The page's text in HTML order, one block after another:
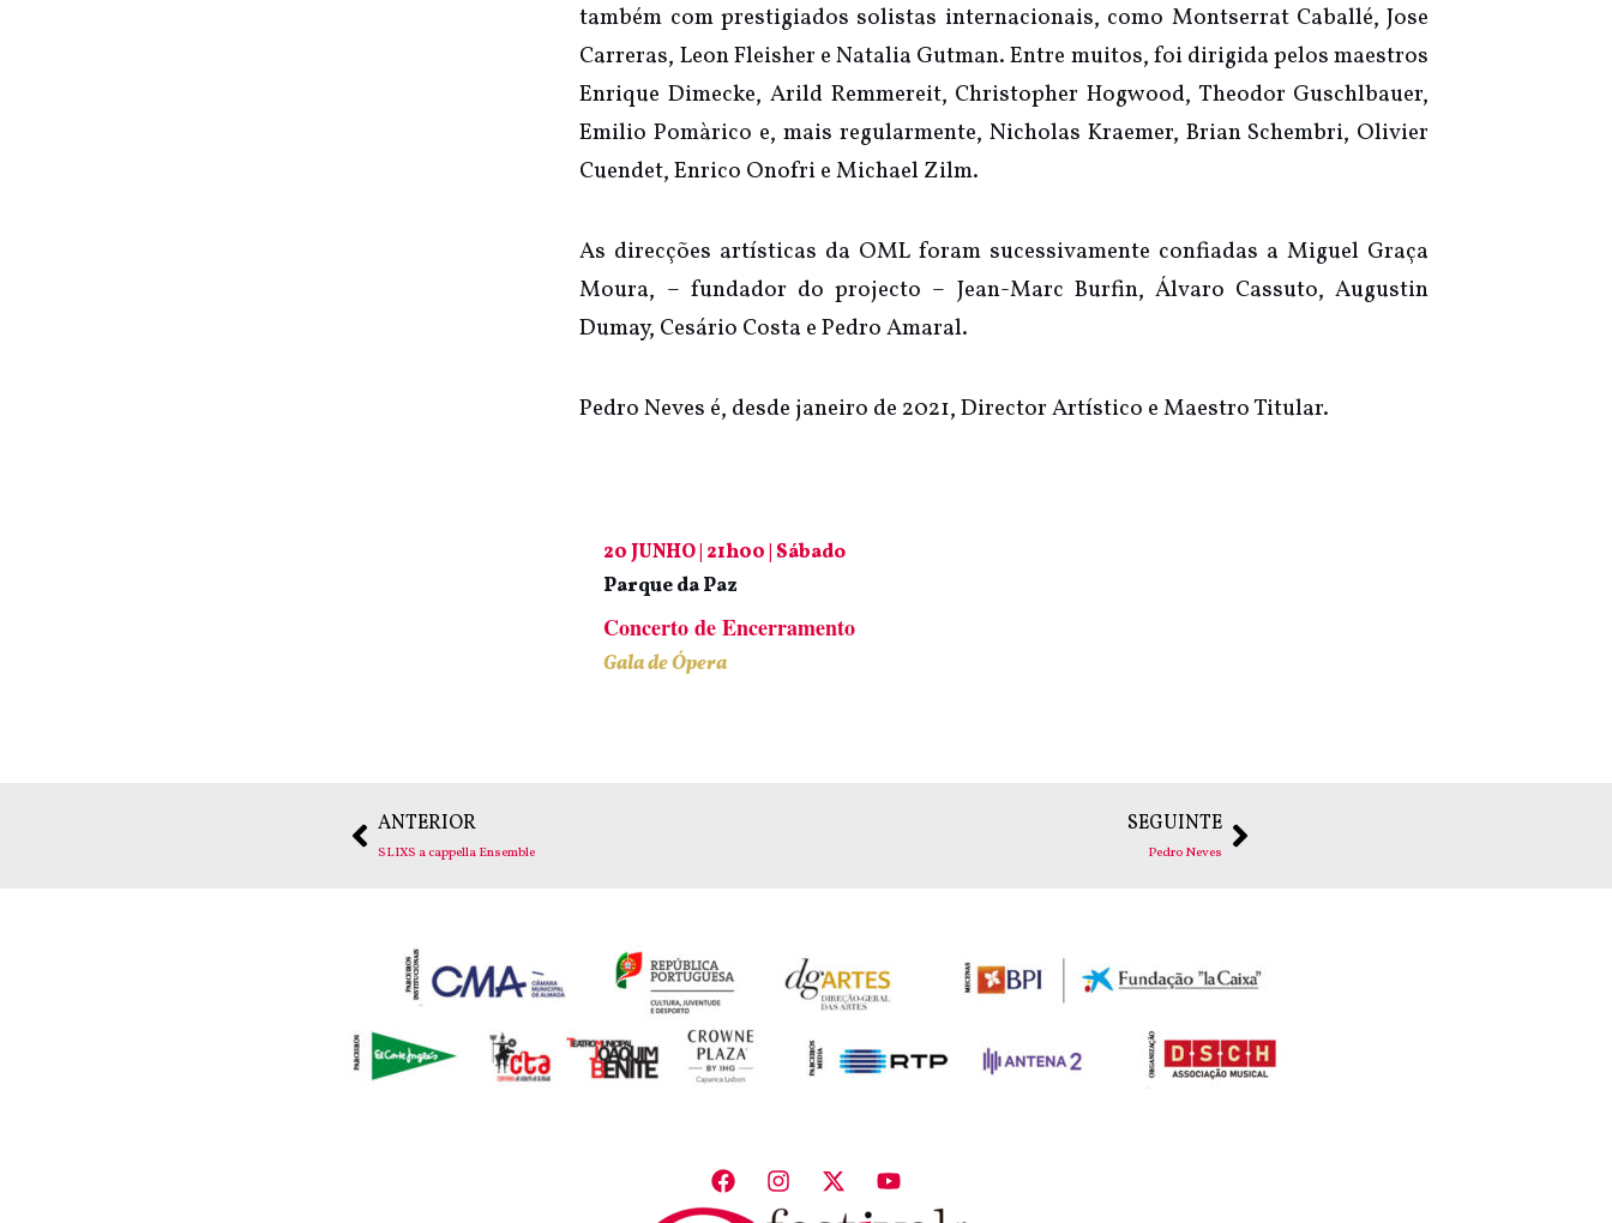
também com prestigiados solistas internacionais, como Montserrat Caballé, Jose
Carreras, Leon Fleisher e Natalia Gutman. Entre muitos, foi dirigida pelos maestros
Enrique Dimecke, Arild Remmereit, Christopher Hogwood, Theodor Guschlbauer,
Emilio Pomàrico e, mais regularmente, Nicholas Kraemer, Brian Schembri, Olivier
Cuendet, Enrico Onofri e Michael Zilm.
As direcções artísticas da OML foram sucessivamente confiadas a Miguel Graça
Moura, – fundador do projecto – Jean-Marc Burfin, Álvaro Cassuto, Augustin
Dumay, Cesário Costa e Pedro Amaral.
Pedro Neves é, desde janeiro de 2021, Director Artístico e Maestro Titular.
20 JUNHO | 21h00 | Sábado
Parque da Paz
Concerto de Encerramento
Gala de Ópera
ANTERIOR
SLIXS a cappella Ensemble
SEGUINTE
Pedro Neves